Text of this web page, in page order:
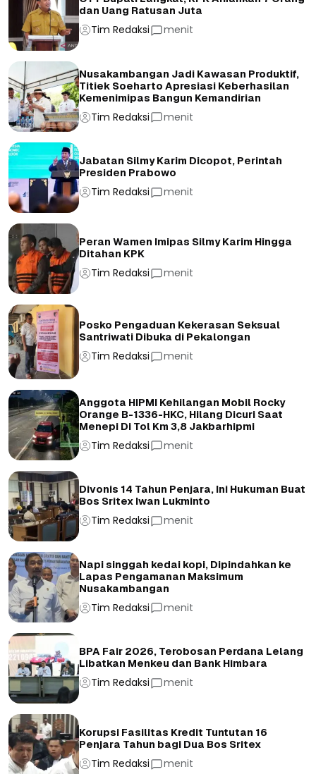
dan Uang Ratusan Juta
Tim Redaksi menit
Nusakambangan Jadi Kawasan Produktif,
Titiek Soeharto Apresiasi Keberhasilan
Kemenimipas Bangun Kemandirian
Tim Redaksi menit
Jabatan Silmy Karim Dicopot, Perintah
Presiden Prabowo
Tim Redaksi menit
Peran Wamen Imipas Silmy Karim Hingga
Ditahan KPK
Tim Redaksi menit
Posko Pengaduan Kekerasan Seksual
Santriwati Dibuka di Pekalongan
Tim Redaksi menit
Anggota HIPMI Kehilangan Mobil Rocky
Orange B-1336-HKC, Hilang Dicuri Saat
Menepi Di Tol Km 3,8 Jakbarhipmi
Tim Redaksi menit
Divonis 14 Tahun Penjara, Ini Hukuman Buat
Bos Sritex Iwan Lukminto
Tim Redaksi menit
Napi singgah kedai kopi, Dipindahkan ke
Lapas Pengamanan Maksimum
Nusakambangan
Tim Redaksi menit
BPA Fair 2026, Terobosan Perdana Lelang
Libatkan Menkeu dan Bank Himbara
Tim Redaksi menit
Korupsi Fasilitas Kredit Tuntutan 16
Penjara Tahun bagi Dua Bos Sritex
Tim Redaksi menit